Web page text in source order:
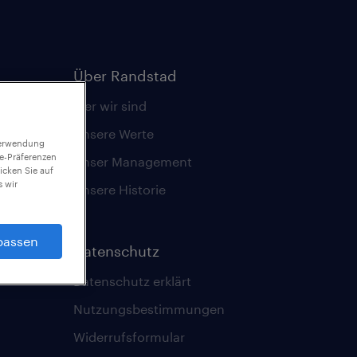
Über Randstad
Wer wir sind
Unsere Werte
Unser Management
Unsere Historie
Datenschutz
Datenschutz erklärt
Nutzungsbestimmungen
Widerrufsformular
Präferenzen
Sie auf
wir